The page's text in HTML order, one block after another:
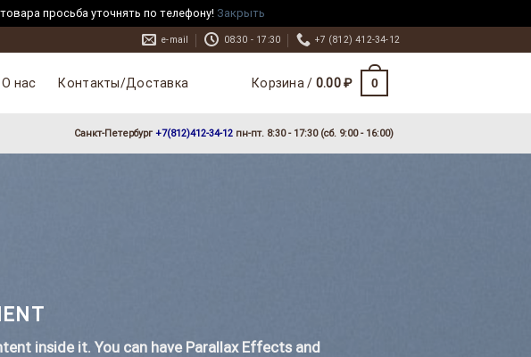
просьба уточнять по телефону! Закрыть
e-mail 08:30 - 17:30 +7 (812) 412-34-12
О нас Контакты/Доставка Корзина / 0.00₽ 0
Санкт-Петербург +7(812)412-34-12 пн-пт. 8:30 - 17:30 (сб. 9:00 - 16:00)
inside it. You can have Parallax Effects and